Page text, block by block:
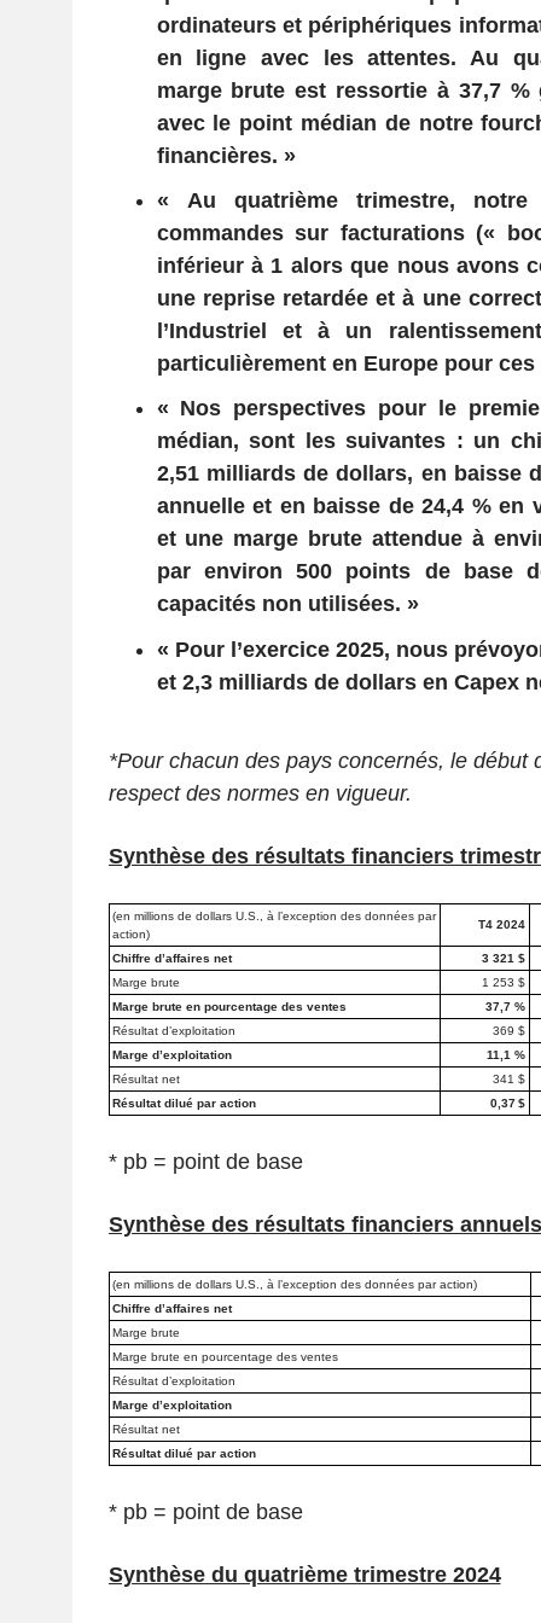
ordinateurs et périphériques
en ligne avec les attentes. Au
marge brute est ressortie à 37,7 %
avec le point médian de notre
financières. »
« Au quatrième trimestre,
commandes sur facturations («
inférieur à 1 alors que nous avons
une reprise retardée et à une
l’Industriel et à un
particulièrement en Europe pour ces
« Nos perspectives pour le
médian, sont les suivantes : un
2,51 milliards de dollars, en baisse
annuelle et en baisse de 24,4 % en
et une marge brute attendue à
par environ 500 points de base
capacités non utilisées. »
« Pour l’exercice 2025, nous
et 2,3 milliards de dollars en Capex
*Pour chacun des pays concernés, le début
respect des normes en vigueur.
Synthèse des résultats financiers
(en millions de dollars U.S., à l’exception des données par
action)
T4 2024
Chiffre d’affaires net
3 321 $
Marge brute
1 253 $
Marge brute en pourcentage des ventes
37,7 %
Résultat d’exploitation
369 $
Marge d’exploitation
11,1 %
Résultat net
341 $
Résultat dilué par action
0,37 $
* pb = point de base
Synthèse des résultats financiers
(en millions de dollars U.S., à l’exception des données par action)
Chiffre d’affaires net
Marge brute
Marge brute en pourcentage des ventes
Résultat d’exploitation
Marge d’exploitation
Résultat net
Résultat dilué par action
* pb = point de base
Synthèse du quatrième trimestre 2024